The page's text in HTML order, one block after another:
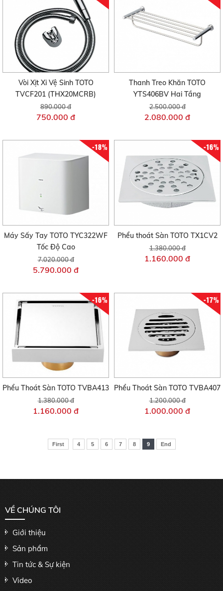
Vòi Xịt Xi Vệ Sinh TOTO
TVCF201 (THX20MCRB)
890.000 đ
750.000 đ
Thanh Treo Khăn TOTO
YTS406BV Hai Tầng
2.500.000 đ
2.080.000 đ
-18%
Máy Sấy Tay TOTO TYC322WF
Tốc Độ Cao
7.020.000 đ
5.790.000 đ
-16%
Phểu thoát Sàn TOTO TX1CV2
1.380.000 đ
1.160.000 đ
-16%
Phểu Thoát Sàn TOTO TVBA413
1.380.000 đ
1.160.000 đ
-17%
Phểu Thoát Sàn TOTO TVBA407
1.200.000 đ
1.000.000 đ
First 4 5 6 7 8 9 End
VỀ CHÚNG TÔI
Giới thiệu
Sản phẩm
Tin tức & Sự kiện
Video